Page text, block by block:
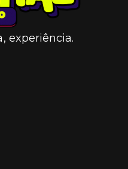
experiência.